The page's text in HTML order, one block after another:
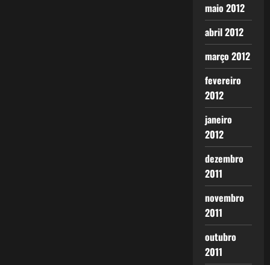
maio 2012
abril 2012
março 2012
fevereiro
2012
janeiro
2012
dezembro
2011
novembro
2011
outubro
2011